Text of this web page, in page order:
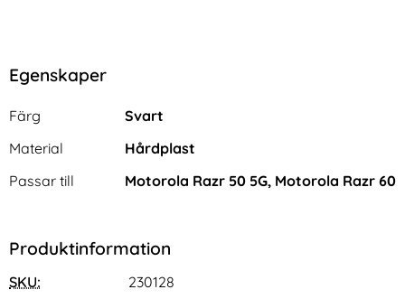
Egenskaper
Egenskaper/attribut för denna produkt
Attribut
Färg
Svart
Material
Hårdplast
Passar till
Motorola Razr 50 5G, Motorola Razr 60
Produktinformation
SKU: 230128